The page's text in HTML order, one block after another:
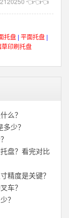
托盘 | 平面托盘 |
草印刷托盘
么？
少？
盘？看完对比
精度是关键？
车？
？